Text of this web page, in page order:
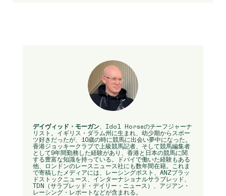
デイヴィッド・モーガン、Idol Horseのチーフジャーナ
リスト。イギリス・ダラム州に生まれ、幼少期からスポー
ツ好きだったが、10歳の時に競馬に出会い夢中になった。
香港ジョッキークラブで上級競馬記者、そして競馬編集者
として9年間勤務した経験があり、香港と日本の競馬に関
する豊富な知識を持っている。ドバイで働いた経験もある
他、ロンドンのレースニュース社にも数年間在籍。これま
で寄稿したメディアには、レーシングポスト、ANZブラッ
ドストックニュース、インターナショナルサラブレッド、
TDN（サラブレッド・デイリー・ニュース）、アジアン・
レーシング・レポートなどが含まれる。